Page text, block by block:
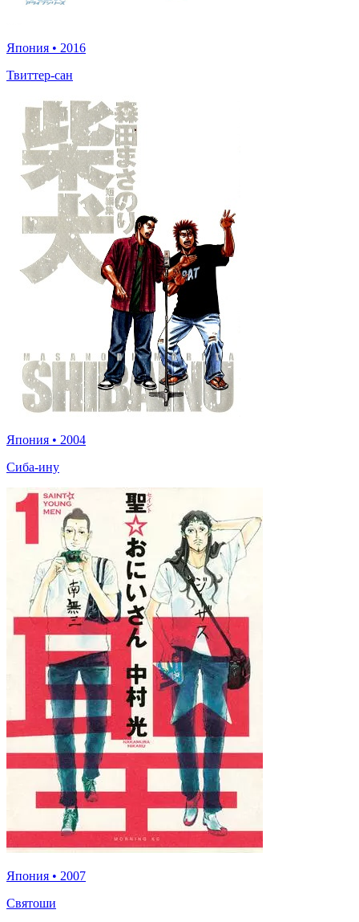
Япония • 2016
Твиттер-сан
Япония • 2004
Сиба-ину
Япония • 2007
Святоши